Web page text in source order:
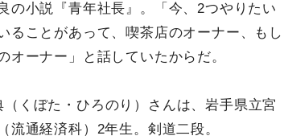
の小説『青年社長』。「今、2つやりたい
ることがあって、喫茶店のオーナー、もし
オーナー」と話していたからだ。
（くぼた・ひろのり）さんは、岩手県立宮
流通経済科）2年生。剣道二段。